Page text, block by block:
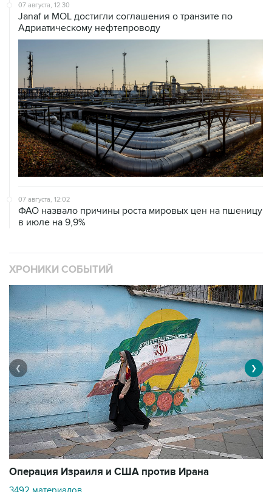
07 августа, 12:30
Janaf и MOL достигли соглашения о транзите по
Адриатическому нефтепроводу
07 августа, 12:02
ФАО назвало причины роста мировых цен на пшеницу
в июле на 9,9%
ХРОНИКИ СОБЫТИЙ
Операция Израиля и США против Ирана
❮ ❯